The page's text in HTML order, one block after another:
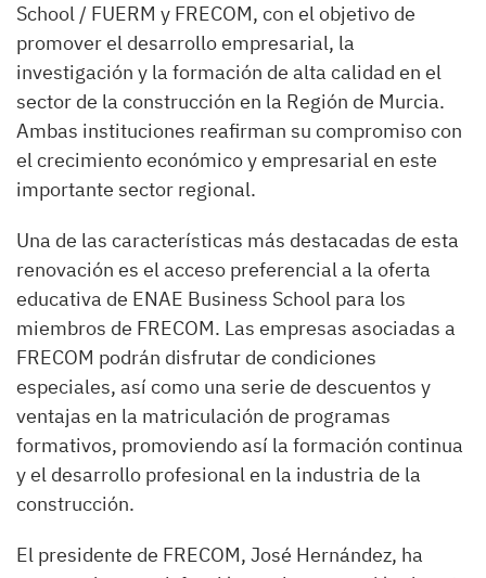
School / FUERM y FRECOM, con el objetivo de
promover el desarrollo empresarial, la
investigación y la formación de alta calidad en el
sector de la construcción en la Región de Murcia.
Ambas instituciones reafirman su compromiso con
el crecimiento económico y empresarial en este
importante sector regional.
Una de las características más destacadas de esta
renovación es el acceso preferencial a la oferta
educativa de ENAE Business School para los
miembros de FRECOM. Las empresas asociadas a
FRECOM podrán disfrutar de condiciones
especiales, así como una serie de descuentos y
ventajas en la matriculación de programas
formativos, promoviendo así la formación continua
y el desarrollo profesional en la industria de la
construcción.
El presidente de FRECOM, José Hernández, ha